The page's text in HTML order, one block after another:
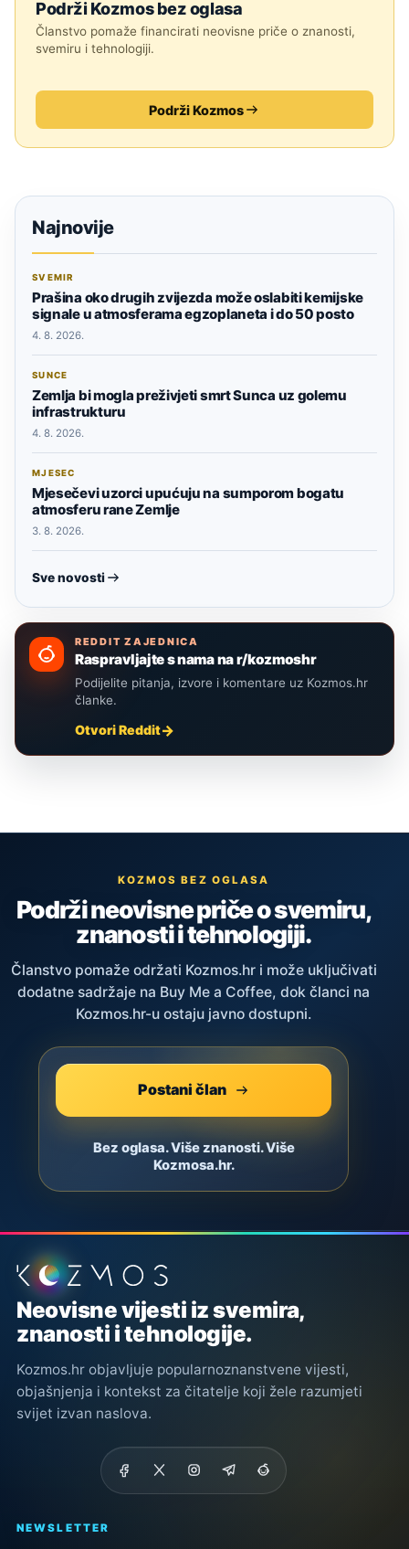
Podrži Kozmos bez oglasa
Članstvo pomaže financirati neovisne priče o znanosti,
svemiru i tehnologiji.
Podrži Kozmos
Najnovije
SVEMIR
Prašina oko drugih zvijezda može oslabiti kemijske
signale u atmosferama egzoplaneta i do 50 posto
4. 8. 2026.
SUNCE
Zemlja bi mogla preživjeti smrt Sunca uz golemu
infrastrukturu
4. 8. 2026.
MJESEC
Mjesečevi uzorci upućuju na sumporom bogatu
atmosferu rane Zemlje
3. 8. 2026.
Sve novosti
REDDIT ZAJEDNICA
Raspravljajte s nama na r/kozmoshr
Podijelite pitanja, izvore i komentare uz Kozmos.hr
članke.
Otvori Reddit
KOZMOS BEZ OGLASA
Podrži neovisne priče o svemiru,
znanosti i tehnologiji.
Članstvo pomaže održati Kozmos.hr i može uključivati
dodatne sadržaje na Buy Me a Coffee, dok članci na
Kozmos.hr-u ostaju javno dostupni.
Postani član
Bez oglasa. Više znanosti. Više
Kozmosa.hr.
Podnožje stranice
Neovisne vijesti iz svemira,
znanosti i tehnologije.
Kozmos.hr objavljuje popularnoznanstvene vijesti,
objašnjenja i kontekst za čitatelje koji žele razumjeti
svijet izvan naslova.
NEWSLETTER